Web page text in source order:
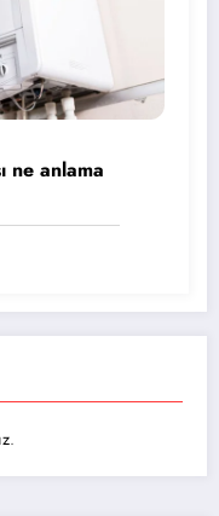
ne anlama
.